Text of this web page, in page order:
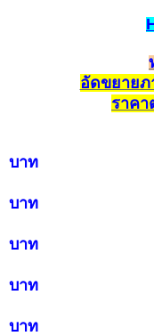
อัดขยายภ
ราคา
บาท
บาท
10 *
บาท
บาท
11 *
บาท